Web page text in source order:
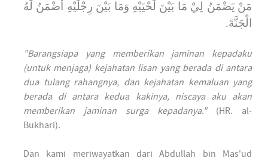
مَنْ يَضْمَنُ لِيْ مَا بَيْنَ لَحْيَيْهِ وَمَا بَيْنَ رِجْلَيْهِ أَضْمَنُ لَهُ
الْجَنَّةَ.
"Barangsiapa yang memberikan jaminan kepadaku
(untuk menjaga) kejahatan lisan yang berada di antara
dua tulang rahangnya, dan kejahatan kemaluan yang
berada di antara kedua kakinya, niscaya aku akan
memberikan jaminan surga kepadanya." (HR. al-
Bukhari).
Dan kami meriwayatkan dari Abdullah bin Mas'ud